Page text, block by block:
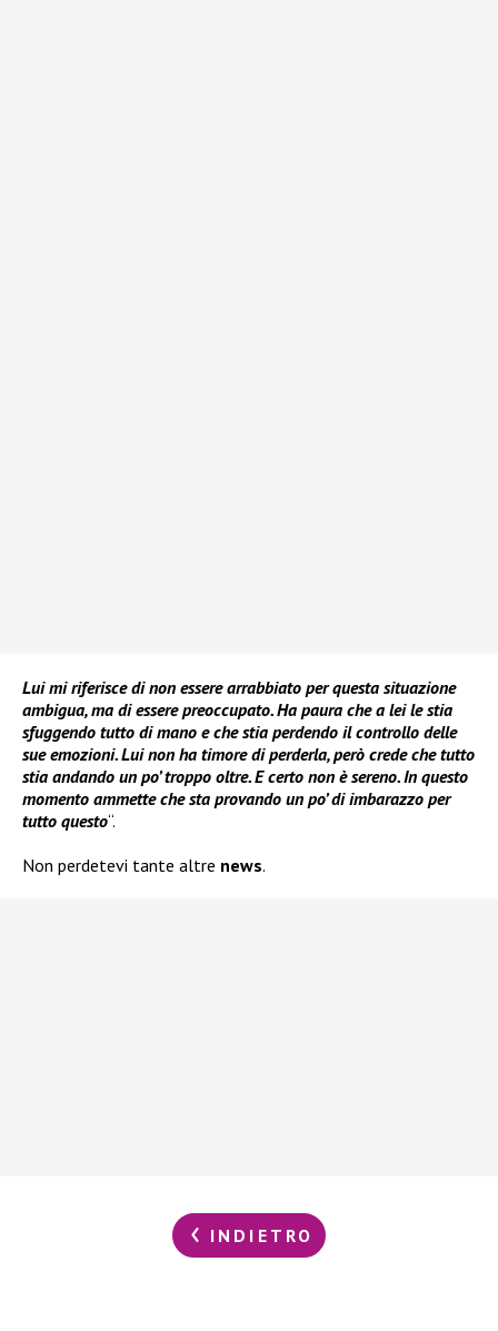
Lui mi riferisce di non essere arrabbiato per questa situazione
ambigua, ma di essere preoccupato. Ha paura che a lei le stia
sfuggendo tutto di mano e che stia perdendo il controllo delle
sue emozioni. Lui non ha timore di perderla, però crede che tutto
stia andando un po’ troppo oltre. E certo non è sereno. In questo
momento ammette che sta provando un po’ di imbarazzo per
tutto questo“.
Non perdetevi tante altre news.
INDIETRO